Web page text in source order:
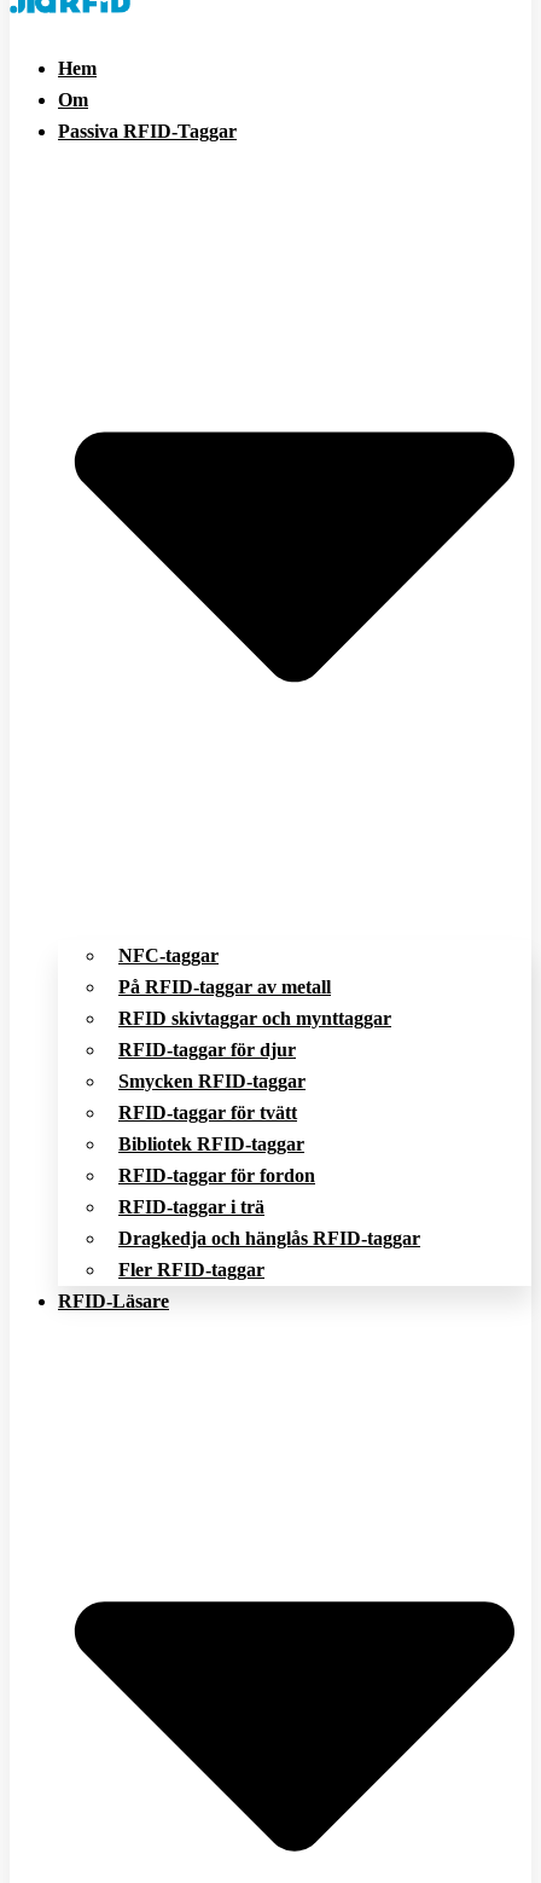
Hem
Om
Passiva RFID-Taggar
NFC-taggar
På RFID-taggar av metall
RFID skivtaggar och mynttaggar
RFID-taggar för djur
Smycken RFID-taggar
RFID-taggar för tvätt
Bibliotek RFID-taggar
RFID-taggar för fordon
RFID-taggar i trä
Dragkedja och hänglås RFID-taggar
Fler RFID-taggar
RFID-Läsare